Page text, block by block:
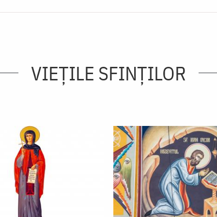
VIEŢILE SFINŢILOR